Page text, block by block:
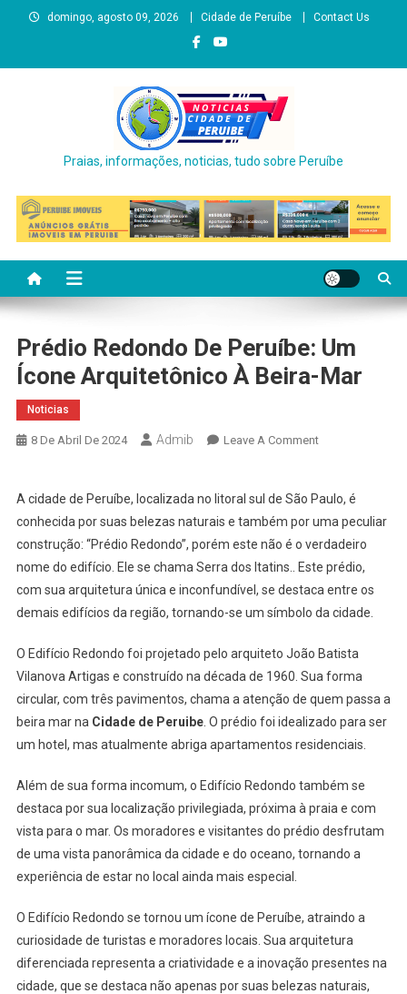
domingo, agosto 09, 2026 Cidade de Peruíbe Contact Us
Praias, informações, noticias, tudo sobre Peruíbe
Prédio Redondo De Peruíbe: Um
Ícone Arquitetônico À Beira-Mar
Noticias
8 De Abril De 2024 Admib Leave A CommentOn
De
Peruíbe:
Um
Ícone
Arquitetônico
À
Mar
A cidade de Peruíbe, localizada no litoral sul de São Paulo, é
conhecida por suas belezas naturais e também por uma peculiar
construção: “Prédio Redondo”, porém este não é o verdadeiro
nome do edifício. Ele se chama Serra dos Itatins.. Este prédio,
com sua arquitetura única e inconfundível, se destaca entre os
demais edifícios da região, tornando-se um símbolo da cidade.
O Edifício Redondo foi projetado pelo arquiteto João Batista
Vilanova Artigas e construído na década de 1960. Sua forma
circular, com três pavimentos, chama a atenção de quem passa a
beira mar na Cidade de Peruibe. O prédio foi idealizado para ser
um hotel, mas atualmente abriga apartamentos residenciais.
Além de sua forma incomum, o Edifício Redondo também se
destaca por sua localização privilegiada, próxima à praia e com
vista para o mar. Os moradores e visitantes do prédio desfrutam
de uma vista panorâmica da cidade e do oceano, tornando a
experiência de estar no local ainda mais especial.
O Edifício Redondo se tornou um ícone de Peruíbe, atraindo a
curiosidade de turistas e moradores locais. Sua arquitetura
diferenciada representa a criatividade e a inovação presentes na
cidade, que se destaca não apenas por suas belezas naturais,